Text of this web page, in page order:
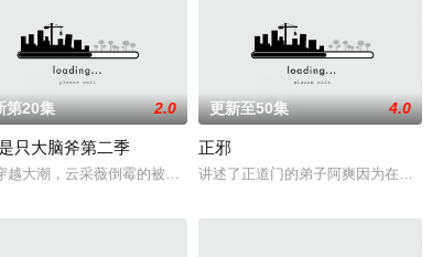
线的非严谨萌系动画，作品以风趣幽默的语言对历史事件进行了
第20集 2.0
只大脑斧第二季
越大潮，云采薇倒霉的被丢到了一个懦弱娇娇女身上。更倒霉的是
更新至50集 4.0
正邪
讲述了正道门的弟子阿爽因为在煞